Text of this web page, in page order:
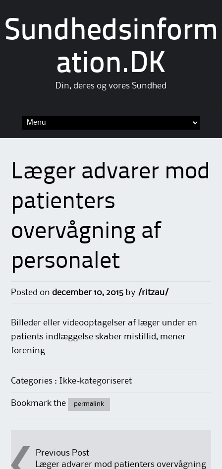
Sundhedsinform
ation.DK
Din, deres og vores Sundhed
Læger advarer mod
patienters
overvågning af
personalet
Posted ondecember 10, 2015 by /ritzau/
Billeder eller videooptagelser af læger under en
patients indlæggelse skaber mistillid, mener
forening.
Categories : Ikke-kategoriseret
Bookmark the permalink
PostPrevious Post
Læger advarer mod patienters overvågning